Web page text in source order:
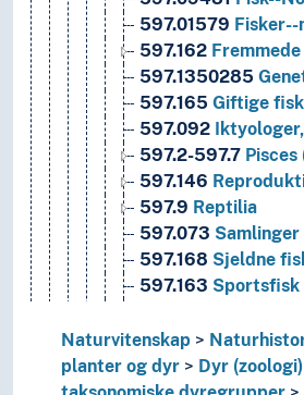
597.01579
597.162
597.1350285
597.165 Giftige fisk
597.092
597.2-597.7
597.146
597.9 Reptilia
597.073
597.168 Sjeldne
597.163 Sportsfisk
597.012
597.03
597.17Økologi--
Naturvitenskap
planter og dyr
Dyr (zoologi)